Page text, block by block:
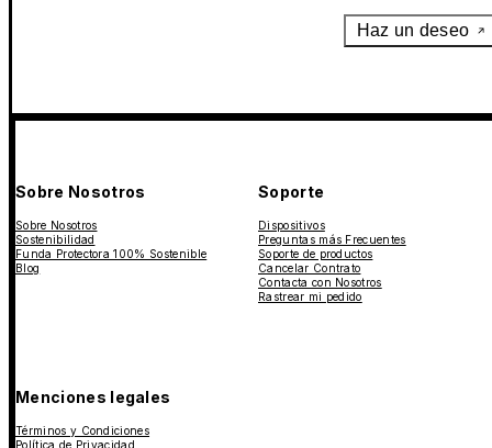
Haz un deseo
Sobre Nosotros
Sobre Nosotros
Sostenibilidad
Funda Protectora 100% Sostenible
Blog
Soporte
Dispositivos
Preguntas más Frecuentes
Soporte de productos
Cancelar Contrato
Contacta con Nosotros
Rastrear mi pedido
Menciones legales
Términos y Condiciones
Política de Privacidad